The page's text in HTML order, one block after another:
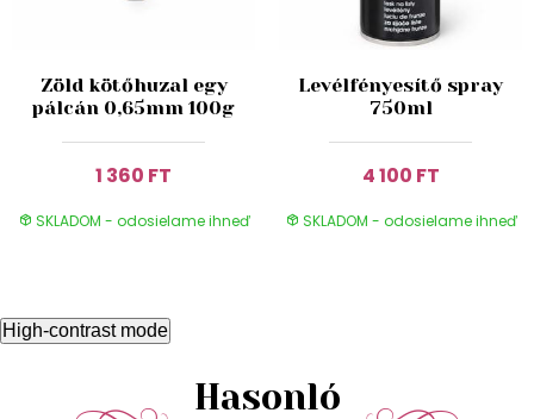
Zöld kötőhuzal egy
pálcán 0,65mm 100g
1 360 FT
SKLADOM - odosielame ihneď
Levélfényesítő spray
750ml
4 100 FT
SKLADOM - odosielame ihneď
High-contrast mode
Hasonló